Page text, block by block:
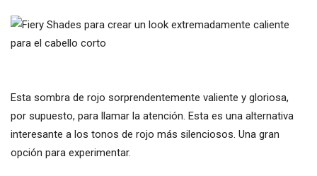
Esta sombra de rojo sorprendentemente valiente y gloriosa,
por supuesto, para llamar la atención. Esta es una alternativa
interesante a los tonos de rojo más silenciosos. Una gran
opción para experimentar.